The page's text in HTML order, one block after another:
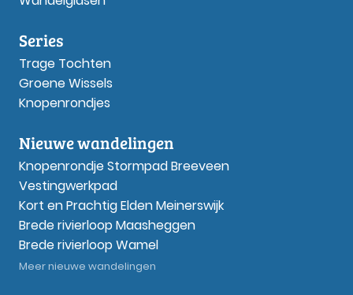
Series
Trage Tochten
Groene Wissels
Knopenrondjes
Nieuwe wandelingen
Knopenrondje Stormpad Breeveen
Vestingwerkpad
Kort en Prachtig Elden Meinerswijk
Brede rivierloop Maasheggen
Brede rivierloop Wamel
Meer nieuwe wandelingen